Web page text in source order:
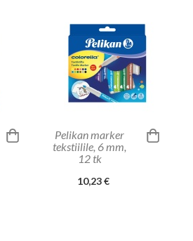
Pelikan marker
tekstiilile, 6 mm,
12 tk
10,23 €